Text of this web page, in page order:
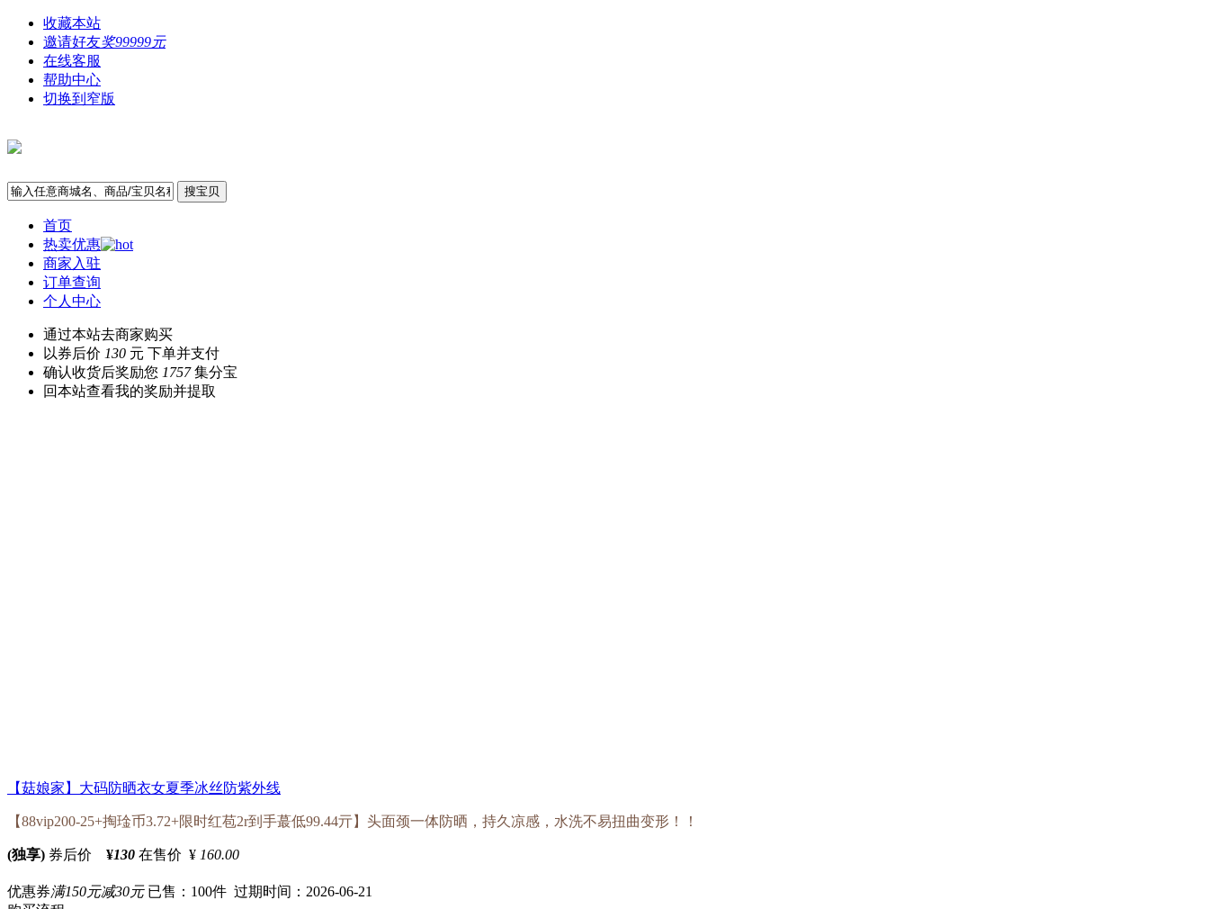
收藏本站
邀请好友奖99999元
在线客服
帮助中心
切换到窄版
搜宝贝
首页
热卖优惠
商家入驻
订单查询
个人中心
通过本站去商家购买
以券后价 130 元 下单并支付
确认收货后奖励您 1757集分宝
回本站查看我的奖励并提取
【菇娘家】大码防晒衣女夏季冰丝防紫外线
【88vip200-25+掏琻币3.72+限时红苞2r到手蕞低99.44亓】头面颈一体防晒，持久凉感，水洗不易扭曲变形！！
(独享) 券后价 ¥130 在售价 ¥ 160.00
优惠券满150元减30元 已售：100件 过期时间：2026-06-21